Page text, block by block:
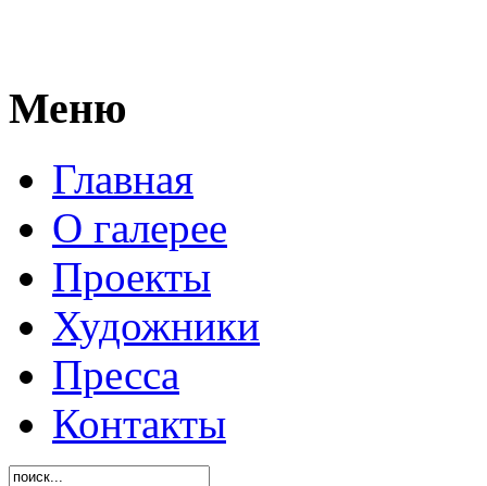
Меню
Главная
О галерее
Проекты
Художники
Пресса
Контакты